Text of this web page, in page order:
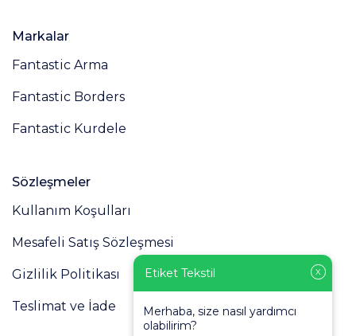
Markalar
Fantastic Arma
Fantastic Borders
Fantastic Kurdele
Sözleşmeler
Kullanım Koşulları
Mesafeli Satış Sözleşmesi
Gizlilik Politikası
Teslimat ve İade
X
Etiket Tekstil
Merhaba, size nasıl yardımcı
olabilirim?